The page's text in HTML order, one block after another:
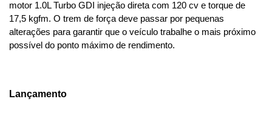
motor 1.0L Turbo GDI injeção direta com 120 cv e torque de
17,5 kgfm. O trem de força deve passar por pequenas
alterações para garantir que o veículo trabalhe o mais próximo
possível do ponto máximo de rendimento.
Lançamento